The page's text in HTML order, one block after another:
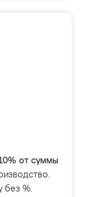
от суммы
без %.